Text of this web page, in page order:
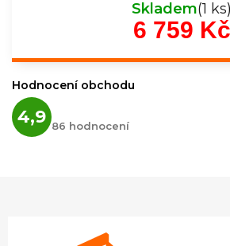
Skladem(1 ks)
6 759 Kč
Hodnocení obchodu
4,9 hodnocení
obchodu
86 hodnocení